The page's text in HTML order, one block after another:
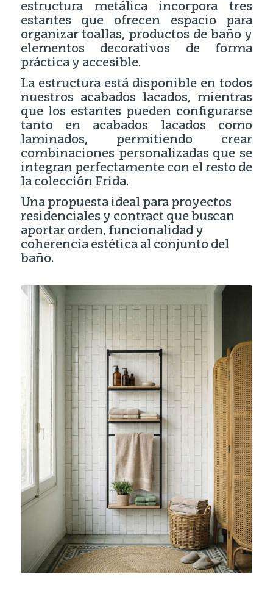
estructura metálica incorpora tres
estantes que ofrecen espacio para
organizar toallas, productos de baño y
elementos decorativos de forma
práctica y accesible.
La estructura está disponible en todos
nuestros acabados lacados, mientras
que los estantes pueden configurarse
tanto en acabados lacados como
laminados, permitiendo crear
combinaciones personalizadas que se
integran perfectamente con el resto de
la colección Frida.
Una propuesta ideal para proyectos
residenciales y contract que buscan
aportar orden, funcionalidad y
coherencia estética al conjunto del
baño.